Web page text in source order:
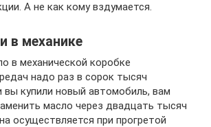
А не как кому вздумается.
в механике
в механической коробке
надо раз в сорок тысяч
вы купили новый автомобиль, вам
масло через двадцать тысяч
осуществляется при прогретой